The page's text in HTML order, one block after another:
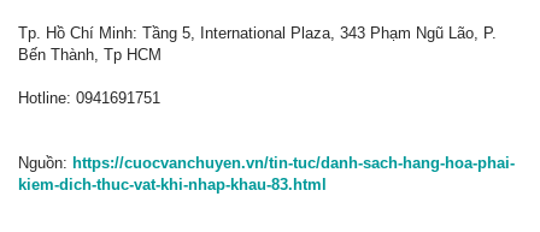
Tp. Hồ Chí Minh: Tầng 5, International Plaza, 343 Phạm Ngũ Lão, P.
Bến Thành, Tp HCM
Hotline: 0941691751
Nguồn: https://cuocvanchuyen.vn/tin-tuc/danh-sach-hang-hoa-phai-
kiem-dich-thuc-vat-khi-nhap-khau-83.html